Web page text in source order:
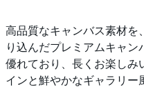
高品質なキャンバス素材を
り込んだプレミアムキャ
優れており、長くお楽しみ
インと鮮やかなギャラリー